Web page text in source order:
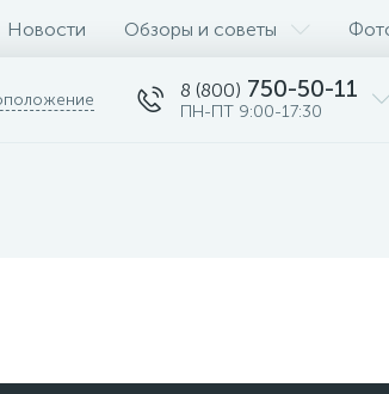
Новости Обзоры и советы
8 (800) 750-50-11
ПН-ПТ 9:00-17:30